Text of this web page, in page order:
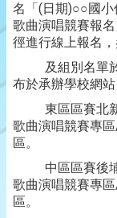
名「(日期)○○國
歌曲演唱競賽報
徑進行線上報名
及組別名單於
布於承辦學校網
東區區賽北新
歌曲演唱競賽專
區。
中區區賽後埔
歌曲演唱競賽專
區。